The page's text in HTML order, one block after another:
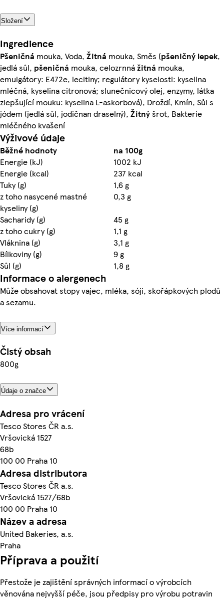
Složení
Ingredience
Pšeničná mouka, Voda, Žitná mouka, Směs (pšeničný lepek,
jedlá sůl, pšeničná mouka, celozrnnážitná mouka,
emulgátory: E472e, lecitiny; regulátory kyselosti: kyselina
mléčná, kyselina citronová; slunečnicový olej, enzymy, látka
zlepšující mouku: kyselina L-askorbová), Droždí, Kmín, Sůl s
jódem (jedlá sůl, jodičnan draselný), Žitnýšrot, Bakterie
mléčného kvašení
Výživové údaje
Běžné hodnoty
na 100g
Energie (kJ)
1002 kJ
Energie (kcal)
237 kcal
Tuky (g)
1,6 g
z toho nasycené mastné
kyseliny (g)
0,3 g
Sacharidy (g)
45 g
z toho cukry (g)
1,1 g
Vláknina (g)
3,1 g
Bílkoviny (g)
9 g
Sůl (g)
1,8 g
Informace o alergenech
Může obsahovat stopy vajec, mléka, sóji, skořápkových plodů
a sezamu.
Více informací
Čistý obsah
800g
Údaje o značce
Adresa pro vrácení
Tesco Stores ČR a.s.
Vršovická 1527
68b
100 00 Praha 10
Adresa distributora
Tesco Stores ČR a.s.
Vršovická 1527/68b
100 00 Praha 10
Název a adresa
United Bakeries, a.s.
Praha
Příprava a použití
Přestože je zajištění správných informací o výrobcích
věnována nejvyšší péče, jsou předpisy pro výrobu potravin